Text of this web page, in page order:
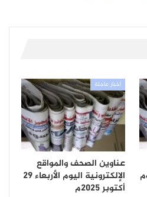
أخبار عاجلة
عناوين الصحف والمواقع
الإلكترونية اليوم الأربعاء 29
أكتوبر 2025م